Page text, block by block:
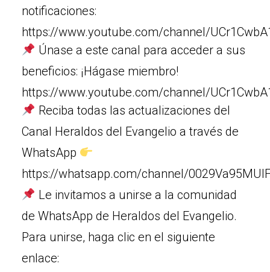
notificaciones:
https://www.youtube.com/channel/
Únase a este canal para acceder a sus
beneficios: ¡Hágase miembro!
https://www.youtube.com/channel/
Reciba todas las actualizaciones del
Canal Heraldos del Evangelio a través de
WhatsApp
https://whatsapp.com/channel/
Le invitamos a unirse a la comunidad
de WhatsApp de Heraldos del Evangelio.
Para unirse, haga clic en el siguiente
enlace: